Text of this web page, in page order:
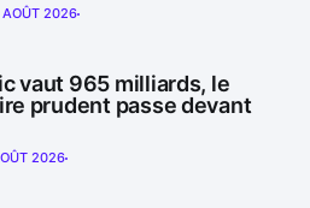
AOÛT 2026
vaut 965 milliards, le
prudent passe devant
2026